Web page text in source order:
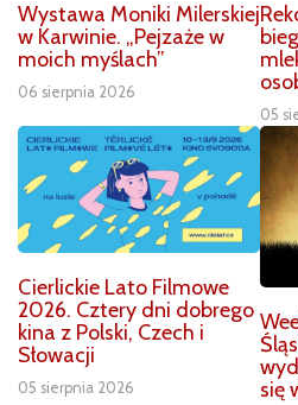
Wystawa Moniki Milerskiej
w Karwinie. „Pejzaże w
moich myślach”
06 sierpnia 2026
05
Cierlickie Lato Filmowe
2026. Cztery dni dobrego
kina z Polski, Czech i
Słowacji
05 sierpnia 2026
się